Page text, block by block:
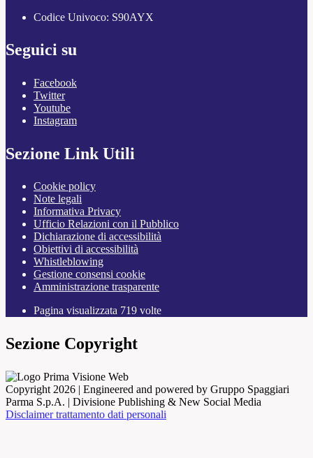
Codice Univoco: S90AYX
Seguici su
Facebook
Twitter
Youtube
Instagram
Sezione Link Utili
Cookie policy
Note legali
Informativa Privacy
Ufficio Relazioni con il Pubblico
Dichiarazione di accessibilità
Obiettivi di accessibilità
Whistleblowing
Gestione consensi cookie
Amministrazione trasparente
Pagina visualizzata 719 volte
Sezione Copyright
Copyright 2026 | Engineered and powered by Gruppo Spaggiari
Parma S.p.A. | Divisione Publishing & New Social Media
Disclaimer trattamento dati personali